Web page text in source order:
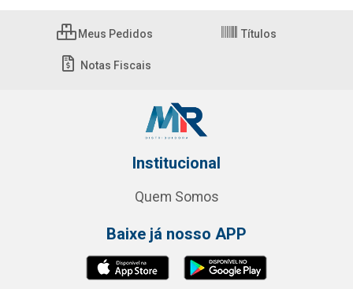
Meus Pedidos Títulos
Notas Fiscais
Institucional
Quem Somos
Baixe já nosso APP